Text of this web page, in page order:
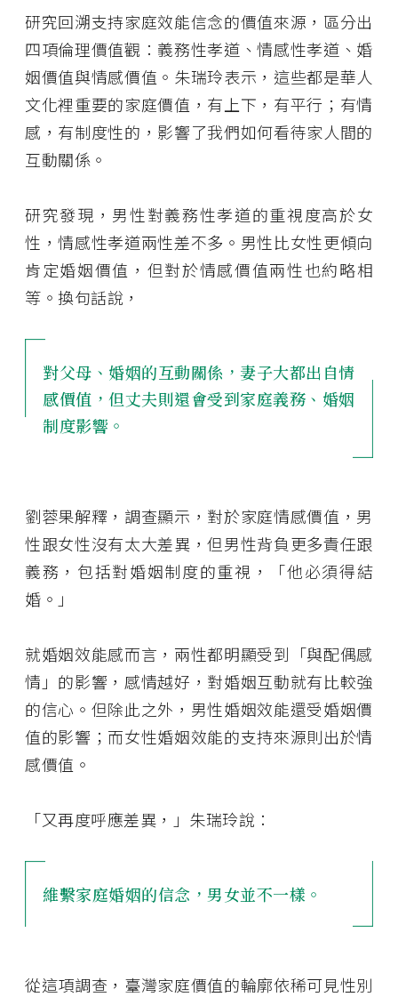
研究回溯支持家庭效能信念的價值來源，區分出
四項倫理價值觀：義務性孝道、情感性孝道、婚
姻價值與情感價值。朱瑞玲表示，這些都是華人
文化裡重要的家庭價值，有上下，有平行；有情
感，有制度性的，影響了我們如何看待家人間的
互動關係。
研究發現，男性對義務性孝道的重視度高於女
性，情感性孝道兩性差不多。男性比女性更傾向
肯定婚姻價值，但對於情感價值兩性也約略相
等。換句話說，
對父母、婚姻的互動關係，妻子大都出自情
感價值，但丈夫則還會受到家庭義務、婚姻
制度影響。
劉蓉果解釋，調查顯示，對於家庭情感價值，男
性跟女性沒有太大差異，但男性背負更多責任跟
義務，包括對婚姻制度的重視，「他必須得結
婚。」
就婚姻效能感而言，兩性都明顯受到「與配偶感
情」的影響，感情越好，對婚姻互動就有比較強
的信心。但除此之外，男性婚姻效能還受婚姻價
值的影響；而女性婚姻效能的支持來源則出於情
感價值。
「又再度呼應差異，」朱瑞玲說：
維繫家庭婚姻的信念，男女並不一樣。
從這項調查，臺灣家庭價值的輪廓依稀可見性別